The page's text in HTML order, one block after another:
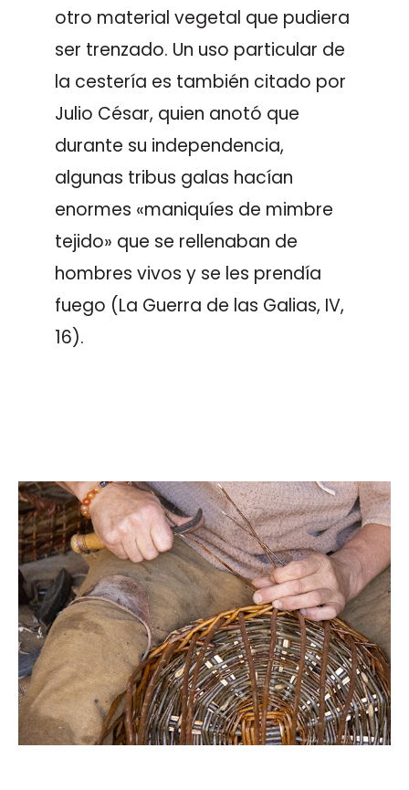
otro material vegetal que pudiera
ser trenzado. Un uso particular de
la cestería es también citado por
Julio César, quien anotó que
durante su independencia,
algunas tribus galas hacían
enormes «maniquíes de mimbre
tejido» que se rellenaban de
hombres vivos y se les prendía
fuego (La Guerra de las Galias, IV,
16).